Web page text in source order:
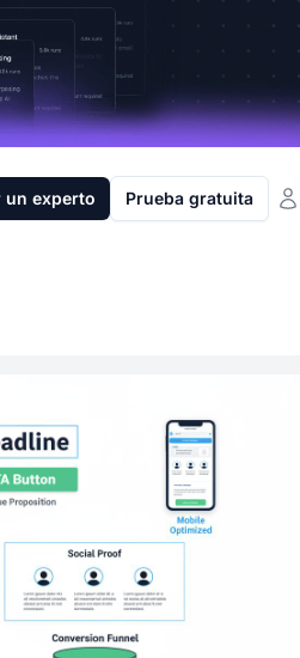
un experto Prueba gratuita